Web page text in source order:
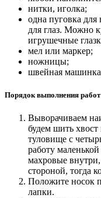
нитки, иголка;
одна пуговка
для глаз. Можно
игрушечные
мел или маркер;
ножницы;
швейная
Порядок выполнения работ
Выворачиваем
будем шить хвост
туловище с
работу
махровые
стороной, тогда
Положите носок
лапки.